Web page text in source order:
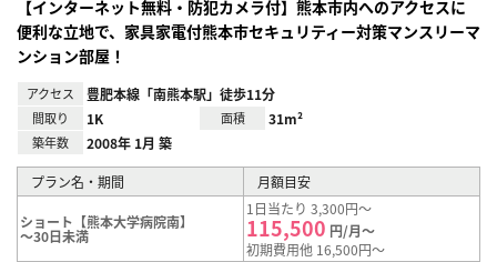
【インターネット無料・防犯カメラ付】熊本市内へのアクセスに
便利な立地で、家具家電付熊本市セキュリティー対策マンスリーマ
ンション部屋！
アクセス 豊肥本線「南熊本駅」徒歩11分
間取り 1K 面積 31m²
築年数 2008年 1月 築
プラン名・期間 月額目安
ショート【熊本大学病院南】
～30日未満
1日当たり 3,300円～
115,500 円/月～
初期費用他 16,500円～